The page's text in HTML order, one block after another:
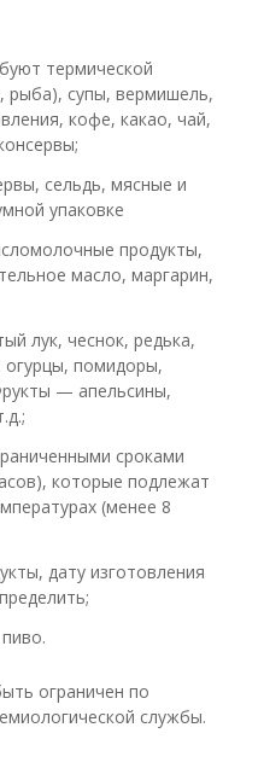
термической
рыба), супы, вермишель,
кофе, какао, чай,
сельдь, мясные и
упаковке
продукты,
масло, маргарин,
лук, чеснок, редька,
огурцы, помидоры,
— апельсины,
сроками
которые подлежат
(менее 8
дату изготовления
ограничен по
службы.